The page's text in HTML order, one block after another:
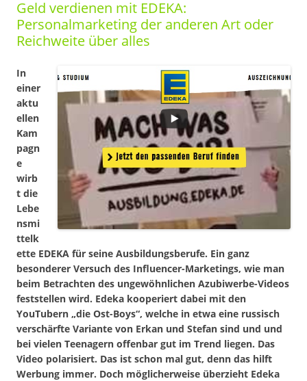
Geld verdienen mit EDEKA:
Personalmarketing der anderen Art oder
Reichweite über alles
In
einer
aktu
ellen
Kam
pagn
e
wirb
t die
Lebe
nsmi
ttelk
ette EDEKA für seine Ausbildungsberufe. Ein ganz
besonderer Versuch des Influencer-Marketings, wie man
beim Betrachten des ungewöhnlichen Azubiwerbe-Videos
feststellen wird. Edeka kooperiert dabei mit den
YouTubern „die Ost-Boys“, welche in etwa eine russisch
verschärfte Variante von Erkan und Stefan sind und und
bei vielen Teenagern offenbar gut im Trend liegen. Das
Video polarisiert. Das ist schon mal gut, denn das hilft
Werbung immer. Doch möglicherweise überzieht Edeka